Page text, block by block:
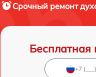
Срочный ремонт
Бесплатная